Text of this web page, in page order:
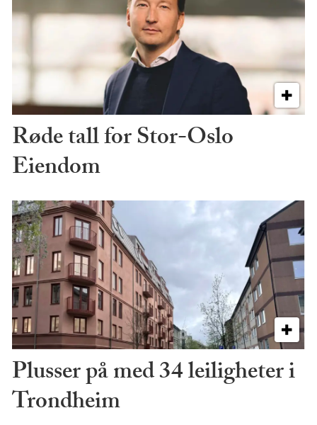
Røde tall for Stor-Oslo
Eiendom
Plusser på med 34 leiligheter i
Trondheim